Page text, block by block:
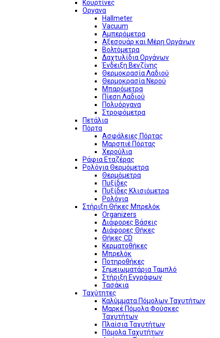
Κουρτίνες
Οργανα
Hallmeter
Vacuum
Αμπερόμετρα
Αξεσουάρ και Μέρη Οργάνων
Βολτόμετρα
Δαχτυλίδια Οργάνων
Ένδειξη Βενζίνης
Θερμοκρασία Λαδιού
Θερμοκρασία Νερού
Μπαρόμετρα
Πίεση Λαδιού
Πολυόργανα
Στροφόμετρα
Πετάλια
Πόρτα
Ασφάλειες Πόρτας
Μαρσπιέ Πόρτας
Χερούλια
Ράφια Εταζέρας
Ρολόγια Θερμόμετρα
Θερμόμετρα
Πυξίδες
Πυξίδες Κλισιόμετρα
Ρολόγια
Στήριξη Θήκες Μπρελόκ
Organizers
Διάφορες Βάσεις
Διάφορες Θήκες
Θήκες CD
Κερματοθήκες
Μπρελόκ
Ποτηροθήκες
Σημειωματάρια Ταμπλό
Στήριξη Εγγράφων
Τασάκια
Ταχύτητες
Καλύμματα Πόμολων Ταχυτήτων
Μαρκέ Πόμολα Φούσκες
Ταχυτήτων
Πλαίσια Ταχυτήτων
Πόμολα Ταχυτήτων